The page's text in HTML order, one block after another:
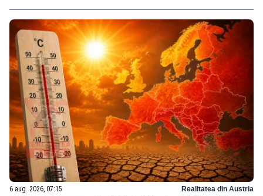
6 aug. 2026, 07:15 Realitatea din Austria